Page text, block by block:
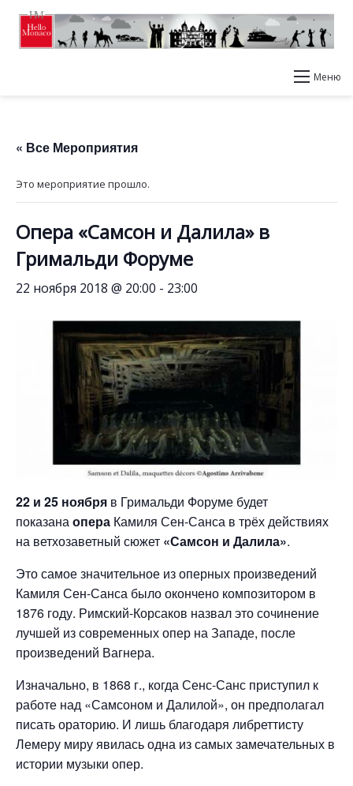
Меню
« Все Мероприятия
Это мероприятие прошло.
Опера «Самсон и Далила» в
Гримальди Форуме
22 ноября 2018 @ 20:00 - 23:00
22 и 25 ноября в Гримальди Форуме будет
показанаопера Камиля Сен-Санса в трёх действиях
на ветхозаветный сюжет «Самсон и Далила».
Это самое значительное из оперных произведений
Камиля Сен-Санса было окончено композитором в
1876 году. Римский-Корсаков назвал это сочинение
лучшей из современных опер на Западе, после
произведений Вагнера.
Изначально, в 1868 г., когда Сенс-Санс приступил к
работе над «Самсоном и Далилой», он предполагал
писать ораторию. И лишь благодаря либреттисту
Лемеру миру явилась одна из самых замечательных в
истории музыки опер.